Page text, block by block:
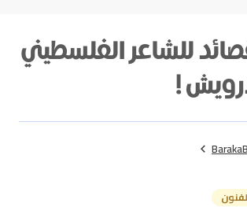
5 قصائد للشاعر الفلسطيني
!